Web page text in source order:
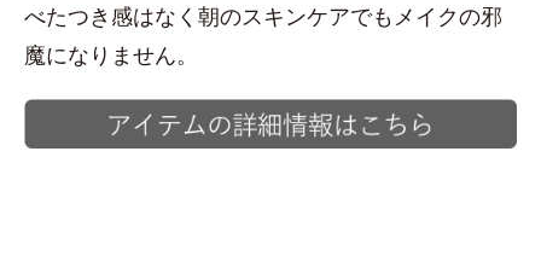
べたつき感はなく朝のスキンケアでもメイクの邪
魔になりません。